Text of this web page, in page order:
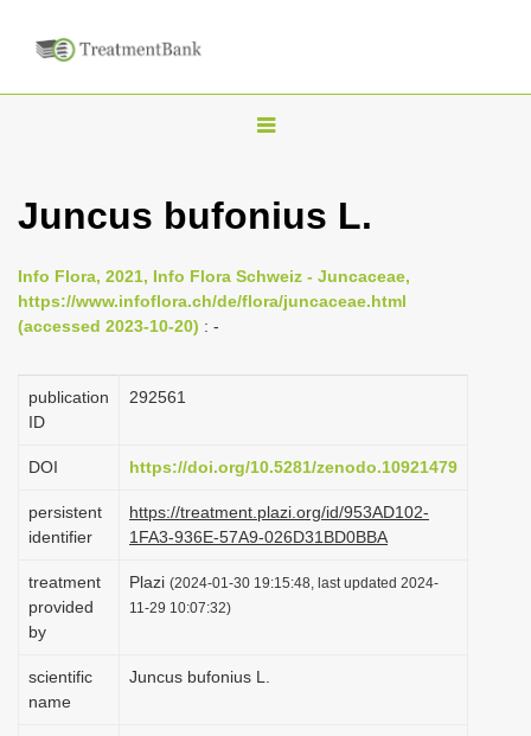
T
g
g
t
o
Juncus bufonius L.
Info Flora, 2021, Info Flora Schweiz - Juncaceae,
https://www.infoflora.ch/de/flora/juncaceae.html
(accessed 2023-10-20) : -
publication
ID
292561
DOI https://doi.org/10.5281/zenodo.10921479
persistent
identifier
https://treatment.plazi.org/id/953AD102-
1FA3-936E-57A9-026D31BD0BBA
treatment
provided
by
Plazi (2024-01-30 19:15:48, last updated 2024-
11-29 10:07:32)
scientific
name
Juncus bufonius L.